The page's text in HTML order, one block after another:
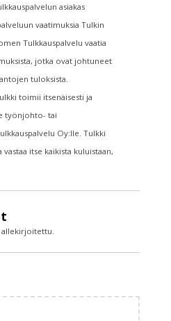
asiakas
vaatimuksia Tulkin
Tulkkauspalvelu vaatia
jotka ovat johtuneet
tuloksista.
toimii itsenäisesti ja
työnjohto- tai
Oy:lle. Tulkki
itse kaikista kuluistaan,
allekirjoitettu.